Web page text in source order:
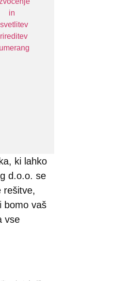
ki lahko
d.o.o. se
rešitve,
bomo vaš
vse